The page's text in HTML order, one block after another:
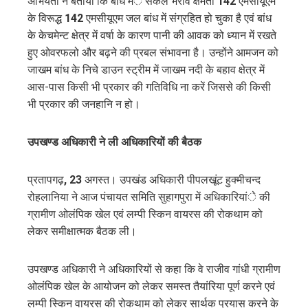
के विरूद्ध 142एमसीयूएम जल बांध में संग्रहित हो चुका है एवं बांध
के केचमेन्ट क्षेत्र में वर्षा के कारण पानी की आवक को ध्यान में रखते
हुए ओवरफलो और बढ़ने की प्रबल संभावना है। उन्होंने आमजन को
जाखम बांध के निचे डाउन स्ट्रीम में जाखम नदी के बहाव क्षेत्र में
आस-पास किसी भी प्रकार की गतिविधि ना करें जिससे की किसी
भी प्रकार की जनहानि न हो।
उपखण्ड अधिकारी ने ली अधिकारियों की बैठक
प्रतापगढ़, 23 अगस्त। उपखंड अधिकारी पीपलखूंट हुक्मीचन्द
रोहलानिया ने आज पंचायत समिति सुहागपुरा में अधिकारियांे की
ग्रामीण ओलंपिक खेल एवं लम्पी स्किन वायरस की रोकथाम को
लेकर समीक्षात्मक बैठक ली।
उपखण्ड अधिकारी ने अधिकारियों से कहा कि वे राजीव गांधी ग्रामीण
ओलंपिक खेल के आयोजन को लेकर समस्त तैयांरिया पूर्ण करने एवं
लम्पी स्किन वायरस की रोकथाम को लेकर सार्थक प्रयास करने के